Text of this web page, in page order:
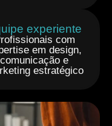
experiente
com
em design,
comunicação e
estratégico